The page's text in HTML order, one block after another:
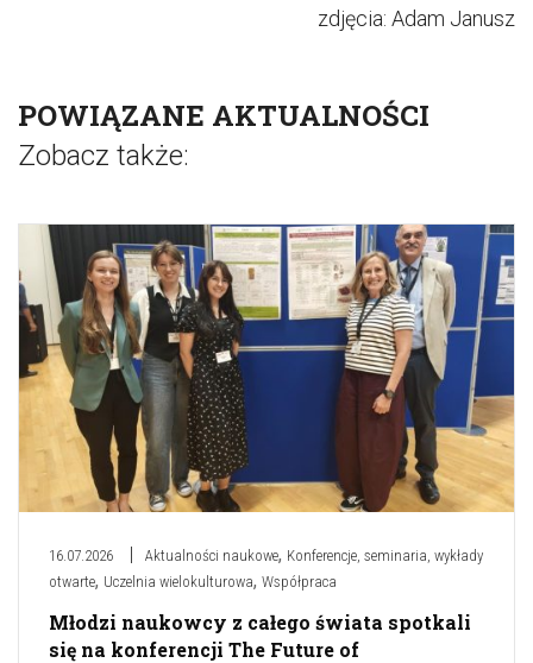
zdjęcia: Adam Janusz
POWIĄZANE AKTUALNOŚCI
Zobacz także:
16.07.2026 Aktualności naukowe, Konferencje, seminaria, wykłady
otwarte, Uczelnia wielokulturowa, Współpraca
Młodzi naukowcy z całego świata spotkali
się na konferencji The Future of